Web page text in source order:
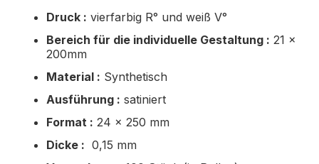
Druck : vierfarbig R° und weiß V°
Bereich für die individuelle Gestaltung : 21 x
200mm
Material : Synthetisch
Ausführung : satiniert
Format : 24 x 250 mm
Dicke : 0,15 mm